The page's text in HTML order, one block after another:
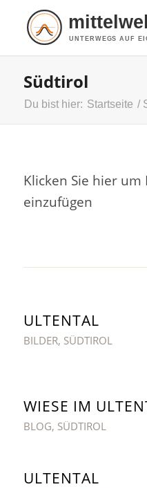
UNTERWEGS AUF
Südtirol
Du bist hier: Startseite /
Klicken Sie hier
einzufügen
ULTENTAL
BILDER, SÜDTIROL
WIESE IM
BLOG, SÜDTIROL
ULTENTAL